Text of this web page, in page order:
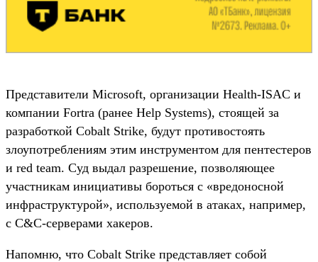
Представители Microsoft, организации Health-ISAC и
компании Fortra (ранее Help Systems), стоящей за
разработкой Cobalt Strike, будут противостоять
злоупотреблениям этим инструментом для пентестеров
и red team. Суд выдал разрешение, позволяющее
участникам инициативы бороться с «вредоносной
инфраструктурой», используемой в атаках, например,
с C&C-серверами хакеров.
Напомню, что Cobalt Strike представляет собой